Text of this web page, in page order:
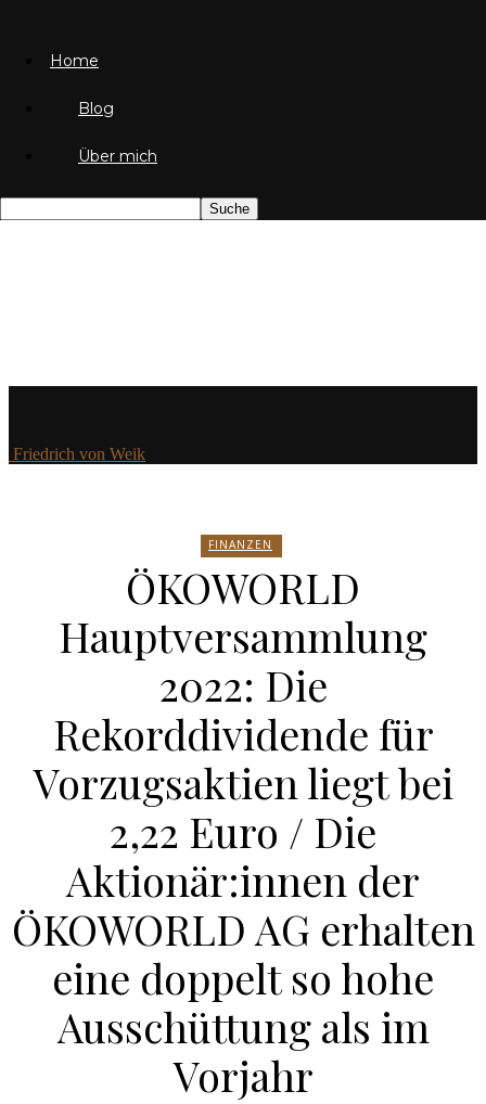
Friedrich von Weik
Home
Blog
Über mich
FINANZEN
ÖKOWORLD
Hauptversammlung
2022: Die
Rekorddividende für
Vorzugsaktien liegt bei
2,22 Euro / Die
Aktionär:innen der
ÖKOWORLD AG erhalten
eine doppelt so hohe
Ausschüttung als im
Vorjahr